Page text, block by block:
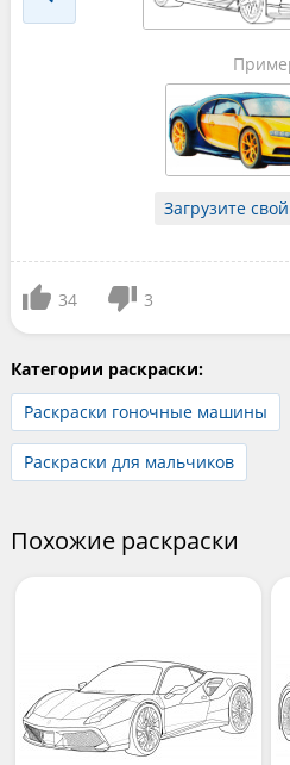
Загрузите
34 3
Категории раскраски:
Раскраски гоночные машины
Раскраски для мальчиков
Похожие раскраски